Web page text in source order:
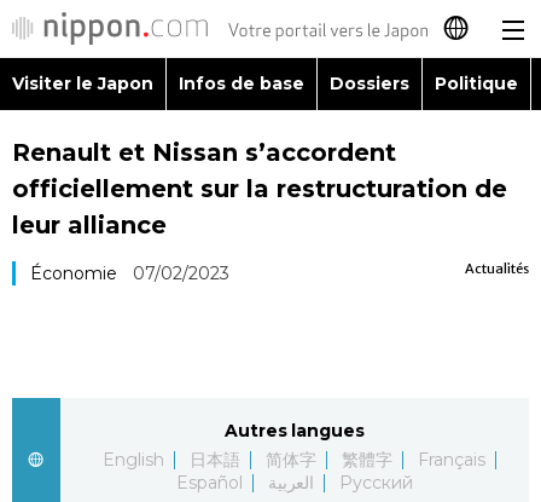
日本語
English
Русский
Visiter le Japon
Visiter le Japon Infos de base Dossiers Politique
Renault et Nissan s’accordent
officiellement sur la restructuration de
leur alliance
Actualités
Économie 07/02/2023
Autres langues
English
日本語 简体字 繁體字
Français
Español
العربية Русский